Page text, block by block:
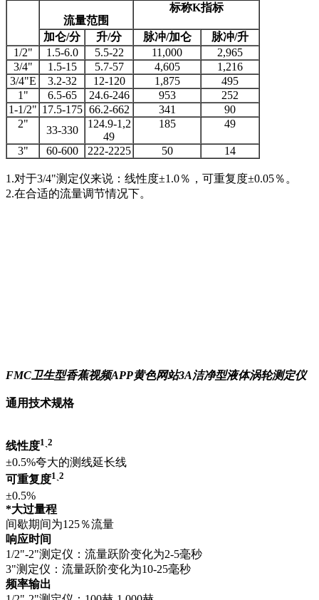
流量范围
标称K指标
加仑/分 升/分 脉冲/加仑 脉冲/升
1/2"
1.5-6.0 5.5-22 11,000
2,965
3/4"
1.5-15 5.7-57 4,605
1,216
3/4"E
3.2-32 12-120 1,875
495
1"
6.5-65 24.6-246 953
252
1-1/2" 17.5-175 66.2-662 341
90
2"
33-330
124.9-1,2
49
185 49
3" 60-600 222-2225 50 14
1.对于3/4"测定仪来说：线性度±1.0％，可重复度±0.05％。
2.在合适的流量调节情况下。
FMC卫生型香蕉视频APP黄色网站3A洁净型液体涡轮测定仪
通用技术规格
线性度1
`
2
±0.5%夸大的测线延长线
可重复度1
`
2
±0.5%
*大过量程
间歇期间为125％流量
响应时间
1/2"-2"测定仪：流量跃阶变化为2-5毫秒
3"测定仪：流量跃阶变化为10-25毫秒
频率输出